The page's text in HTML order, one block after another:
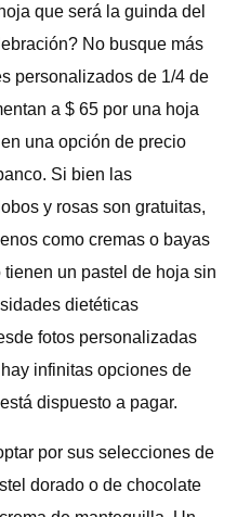
que será la guinda del
No busque más
personalizados de 1/4 de
a $ 65 por una hoja
una opción de precio
Si bien las
y rosas son gratuitas,
como cremas o bayas
un pastel de hoja sin
dietéticas
fotos personalizadas
infinitas opciones de
dispuesto a pagar.
por sus selecciones de
dorado o de chocolate